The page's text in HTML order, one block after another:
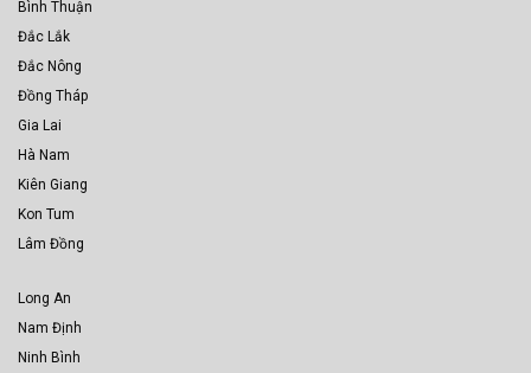
Bình Thuận
Đắc Lắk
Đắc Nông
Đồng Tháp
Gia Lai
Hà Nam
Kiên Giang
Kon Tum
Lâm Đồng
Long An
Nam Định
Ninh Bình